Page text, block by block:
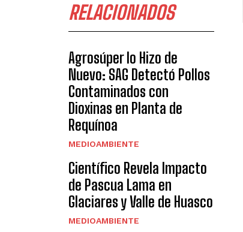
RELACIONADOS
Agrosúper lo Hizo de
Nuevo: SAG Detectó Pollos
Contaminados con
Dioxinas en Planta de
Requínoa
MEDIOAMBIENTE
Científico Revela Impacto
de Pascua Lama en
Glaciares y Valle de Huasco
MEDIOAMBIENTE